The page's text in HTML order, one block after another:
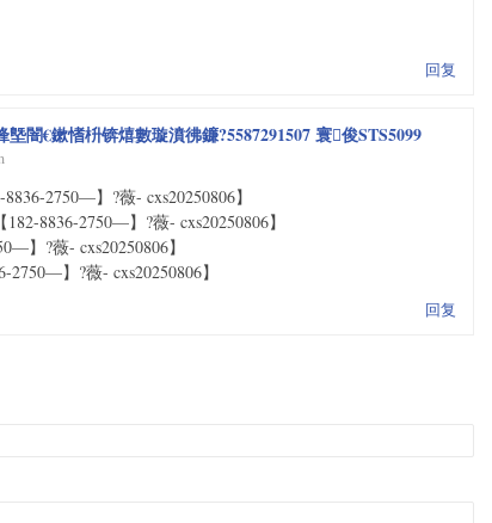
回复
闇€鏉愭枡锛熺數璇濆彿鐮?5587291507 寰俊STS5099
2750—】?薇- cxs20250806】
8836-2750—】?薇- cxs20250806】
】?薇- cxs20250806】
】?薇- cxs20250806】
回复